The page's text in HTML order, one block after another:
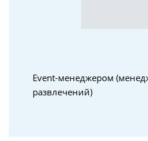
Event-менеджером
развлечений)